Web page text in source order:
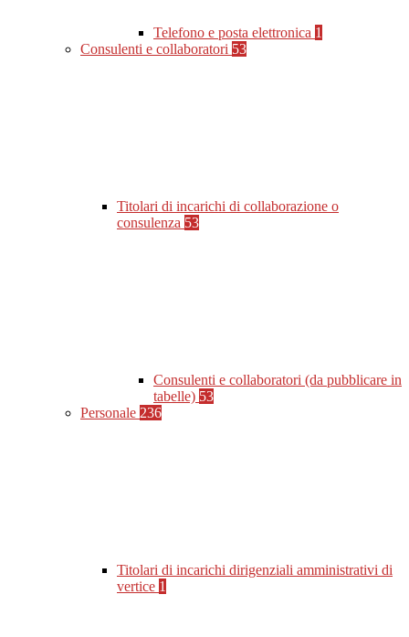
Telefono e posta elettronica 1
Consulenti e collaboratori 53
Titolari di incarichi di collaborazione o
consulenza 53
Consulenti e collaboratori (da pubblicare in
tabelle) 53
Personale 236
Titolari di incarichi dirigenziali amministrativi di
vertice 1